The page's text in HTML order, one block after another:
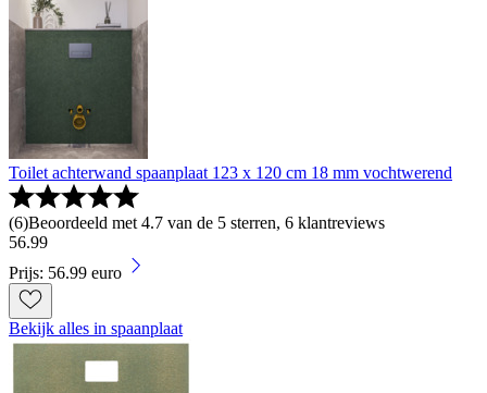
Toilet achterwand spaanplaat 123 x 120 cm 18 mm vochtwerend
(6)Beoordeeld met 4.7 van de 5 sterren, 6 klantreviews
56.99
Prijs: 56.99 euro
Bekijk alles in spaanplaat